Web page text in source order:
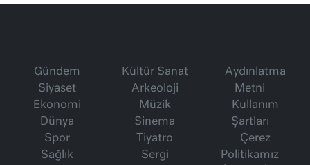
Gündem
Siyaset
Ekonomi
Dünya
Spor
Sağlık
Kültür Sanat
Arkeoloji
Müzik
Sinema
Tiyatro
Sergi
Aydınlatma
Metni
Kullanım
Şartları
Çerez
Politikamız